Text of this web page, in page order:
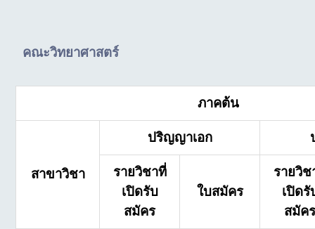
คณะวิทยาศาสตร์
ภาคต้น
สาขาวิชา
ปริญญาเอก
รายวิชาที่
เปิดรับ
สมัคร
ใบสมัคร
รายวิช
เปิดรั
สมัค